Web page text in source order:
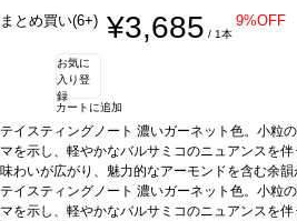
まとめ買い(6+) ¥3,685 / 1本
9%OFF
お気に
入り登
録
カートに追加
テイスティングノート 濃いガーネット色。小粒
マを示し、軽やかなバルサミコのニュアンスを
味わいが広がり、魅力的なアーモンドを含む余韻
ラック、豚肉のラグーソースパルタ、ロースト
マーロ、モンテプルチアーノ*本ヴィンテージが
テイスティングノート 濃いガーネット色。小粒
マを示し、軽やかなバルサミコのニュアンスを